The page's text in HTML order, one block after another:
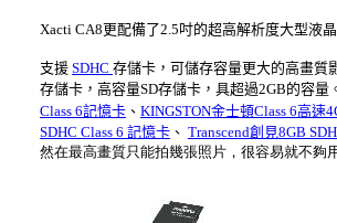
Xacti CA8更配備了2.5吋的超高解析度大型液
支援 SDHC 存儲卡，可儲存容量更大的高畫質
存儲卡，高容量SD存儲卡，具超過2GB的容量
Class 6記憶卡 、 KINGSTON金士頓Class 6高速
SDHC Class 6 記憶卡 、 Transcend創見8GB
然在最高畫質只能拍幾張照片，很容易就不夠